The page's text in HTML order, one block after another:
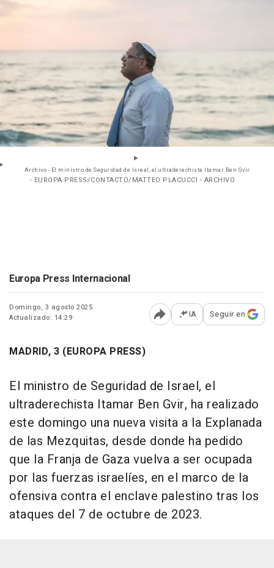
Archivo - El ministro de Seguridad de Isreal, el ultraderechista Itamar Ben Gvir
- EUROPA PRESS/CONTACTO/MATTEO PLACUCCI - ARCHIVO
Europa Press Internacional
Domingo, 3 agosto 2025
Actualizado: 14:29
Abrir opciones para
IA Seguir en
MADRID, 3 (EUROPA PRESS)
El ministro de Seguridad de Israel, el
ultraderechista Itamar Ben Gvir, ha realizado
este domingo una nueva visita a la Explanada
de las Mezquitas, desde donde ha pedido
que la Franja de Gaza vuelva a ser ocupada
por las fuerzas israelíes, en el marco de la
ofensiva contra el enclave palestino tras los
ataques del 7 de octubre de 2023.